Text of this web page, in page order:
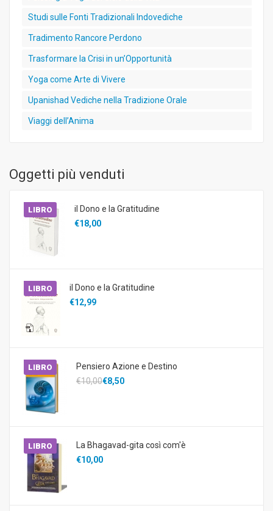
Studi sulle Fonti Tradizionali Indovediche
Tradimento Rancore Perdono
Trasformare la Crisi in un’Opportunità
Yoga come Arte di Vivere
Upanishad Vediche nella Tradizione Orale
Viaggi dell’Anima
Oggetti più venduti
LIBRO
il Dono e la Gratitudine
€18,00
LIBRO
il Dono e la Gratitudine
€12,99
LIBRO
Pensiero Azione e Destino
€10,00€8,50
LIBRO
La Bhagavad-gita così com'è
€10,00